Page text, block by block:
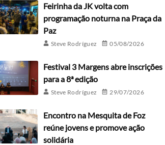
Feirinha da JK volta com
programação noturna na Praça da
Paz
Steve Rodríguez 05/08/2026
Festival 3 Margens abre inscrições
para a 8ª edição
Steve Rodríguez 29/07/2026
Encontro na Mesquita de Foz
reúne jovens e promove ação
solidária